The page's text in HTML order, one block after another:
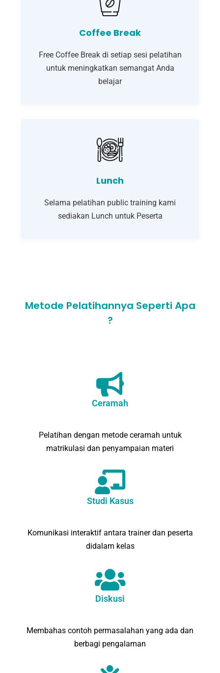
Coffee Break
Free Coffee Break di setiap sesi pelatihan
untuk meningkatkan semangat Anda
belajar
Lunch
Selama pelatihan public training kami
sediakan Lunch untuk Peserta
Metode Pelatihannya Seperti Apa
?
Ceramah
Pelatihan dengan metode ceramah untuk
matrikulasi dan penyampaian materi
Studi Kasus
Komunikasi interaktif antara trainer dan peserta
didalam kelas
Diskusi
Membahas contoh permasalahan yang ada dan
berbagi pengalaman